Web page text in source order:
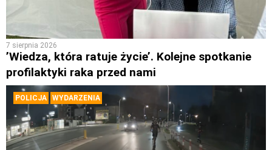
7 sierpnia 2026
’Wiedza, która ratuje życie’. Kolejne spotkanie
profilaktyki raka przed nami
POLICJA WYDARZENIA